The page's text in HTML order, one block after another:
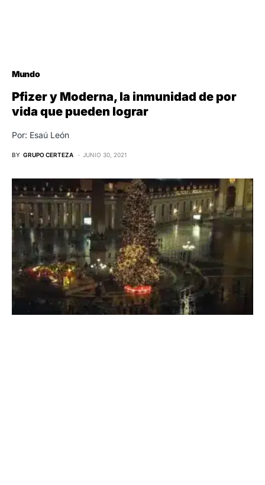
Mundo
Pfizer y Moderna, la inmunidad de por
vida que pueden lograr
Por: Esaú León
BY GRUPO CERTEZA JUNIO 30, 2021